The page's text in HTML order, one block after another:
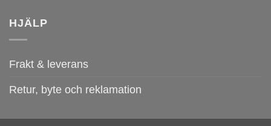
HJÄLP
Frakt & leverans
Retur, byte och reklamation